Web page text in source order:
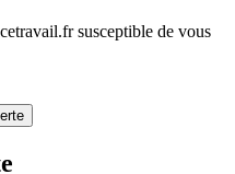
susceptible de vous